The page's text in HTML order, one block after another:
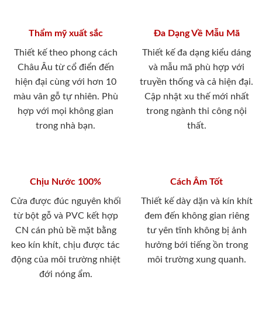
Thẩm mỹ xuất sắc
Thiết kế theo phong cách
Châu Âu từ cổ điển đến
hiện đại cùng với hơn 10
màu vân gỗ tự nhiên. Phù
hợp với mọi không gian
trong nhà bạn.
Đa Dạng Về Mẫu Mã
Thiết kế đa dạng kiểu dáng
và mẫu mã phù hợp với
truyền thống và cả hiện đại.
Cập nhật xu thế mới nhất
trong ngành thi công nội
thất.
Chịu Nước 100%
Cửa được đúc nguyên khối
từ bột gỗ và PVC kết hợp
CN cán phủ bề mặt bằng
keo kín khít, chịu được tác
động của môi trường nhiệt
đới nóng ẩm.
Cách Âm Tốt
Thiết kế dày dặn và kín khít
đem đến không gian riêng
tư yên tĩnh không bị ảnh
hưởng bới tiếng ồn trong
môi trường xung quanh.